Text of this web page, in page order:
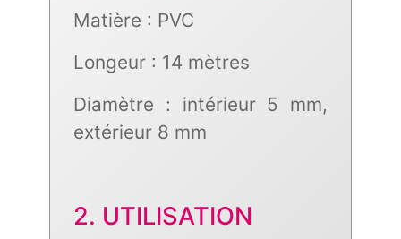
Matière : PVC
Longeur : 14 mètres
Diamètre : intérieur 5 mm,
extérieur 8 mm
2. UTILISATION